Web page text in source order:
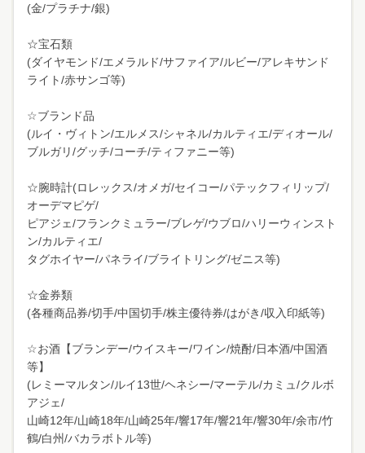
(金/プラチナ/銀)
☆宝石類
(ダイヤモンド/エメラルド/サファイア/ルビー/アレキサンド
ライト/赤サンゴ等)
☆ブランド品
(ルイ・ヴィトン/エルメス/シャネル/カルティエ/ディオール/
ブルガリ/グッチ/コーチ/ティファニー等)
☆腕時計(ロレックス/オメガ/セイコー/パテックフィリップ/
オーデマピゲ/
ピアジェ/フランクミュラー/ブレゲ/ウブロ/ハリーウィンスト
ン/カルティエ/
タグホイヤー/パネライ/ブライトリング/ゼニス等)
☆金券類
(各種商品券/切手/中国切手/株主優待券/はがき/収入印紙等)
☆お酒【ブランデー/ウイスキー/ワイン/焼酎/日本酒/中国酒
等】
(レミーマルタン/ルイ13世/ヘネシー/マーテル/カミュ/クルボ
アジェ/
山崎12年/山崎18年/山崎25年/響17年/響21年/響30年/余市/竹
鶴/白州/バカラボトル等)